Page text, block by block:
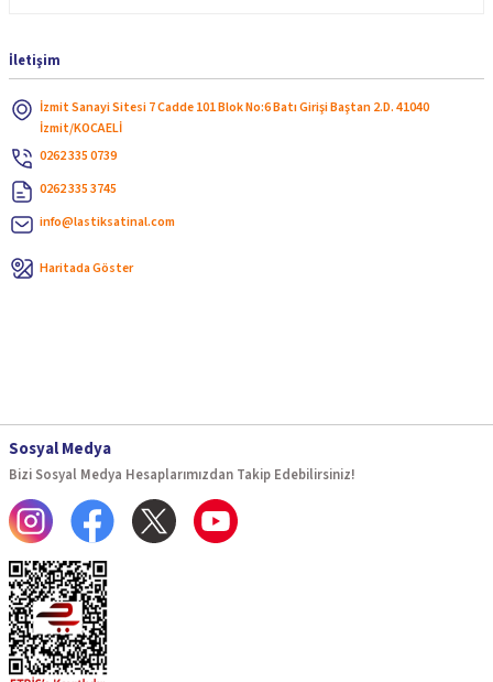
İletişim
İzmit Sanayi Sitesi 7 Cadde 101 Blok No:6 Batı Girişi Baştan 2.D. 41040
İzmit/KOCAELİ
0262 335 0739
0262 335 3745
info@lastiksatinal.com
Haritada Göster
Sosyal Medya
Bizi Sosyal Medya Hesaplarımızdan Takip Edebilirsiniz!